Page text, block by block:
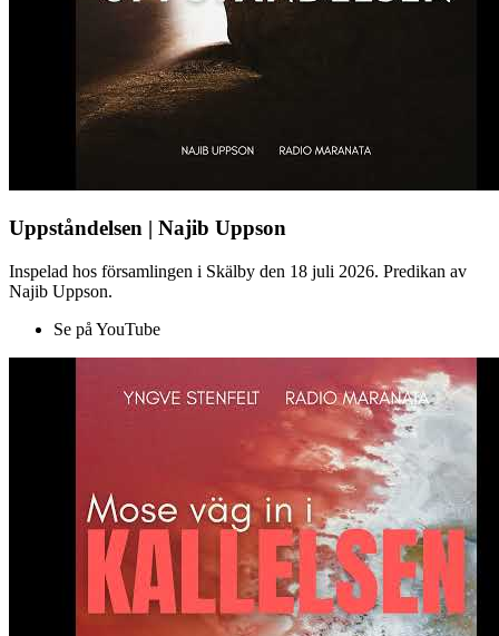
Uppståndelsen | Najib Uppson
Inspelad hos församlingen i Skälby den 18 juli 2026. Predikan av
Najib Uppson.
Se på YouTube